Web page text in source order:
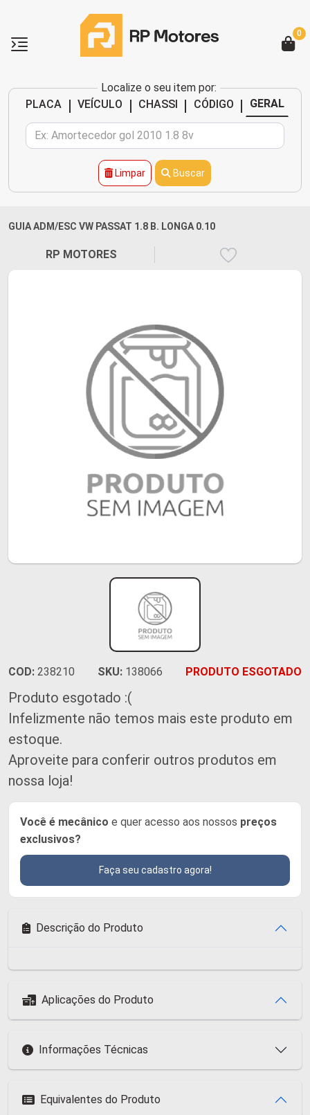
Localize o seu item por:
PLACA
| VEÍCULO | CHASSI | CÓDIGO | GERAL
Limpar Buscar
0
GUIA ADM/ESC VW PASSAT 1.8 B. LONGA 0.10
RP MOTORES
COD: 238210 SKU: 138066 PRODUTO ESGOTADO
Produto esgotado :(
Infelizmente não temos mais este produto em
estoque.
Aproveite para conferir outros produtos em
nossa loja!
Você é mecânico e quer acesso aos nossos preços
exclusivos?
Faça seu cadastro agora!
Descrição do Produto
Aplicações do Produto
Informações Técnicas
Equivalentes do Produto